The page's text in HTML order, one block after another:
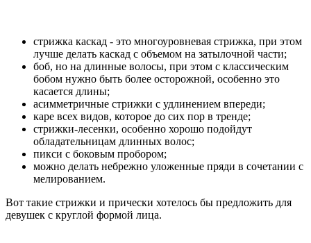
стрижка каскад - это многоуровневая стрижка, при этом
лучше делать каскад с объемом на затылочной части;
боб, но на длинные волосы, при этом с классическим
бобом нужно быть более осторожной, особенно это
касается длины;
асимметричные стрижки с удлинением впереди;
каре всех видов, которое до сих пор в тренде;
стрижки-лесенки, особенно хорошо подойдут
обладательницам длинных волос;
пикси с боковым пробором;
можно делать небрежно уложенные пряди в сочетании с
мелированием.
Вот такие стрижки и прически хотелось бы предложить для
девушек с круглой формой лица.